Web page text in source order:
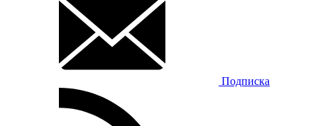
Подписка